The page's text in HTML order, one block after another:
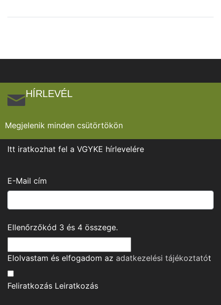
HÍRLEVÉL
Megjelenik minden csütörtökön
Itt iratkozhat fel a VGYKE hírlevelére
E-Mail cím
Ellenőrzőkód 3 és 4 összege.
Elolvastam és elfogadom az adatkezelési tájékoztatót
Feliratkozás Leiratkozás